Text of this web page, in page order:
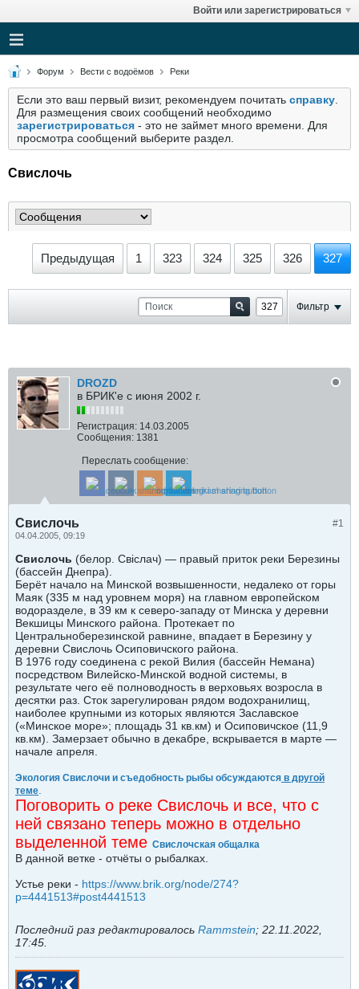
Войти или зарегистрироваться
Форум Вести с водоёмов Реки
Если это ваш первый визит, рекомендуем почитать справку
Для размещения своих сообщений необходимо
зарегистрироваться - это не займет много времени. Для
просмотра сообщений выберите раздел.
Свислочь
Предыдущая 1 323 324 325 326 327
Фильтр
DROZD
в БРИК'е с июня 2002 г.
Регистрация: 14.03.2005
Сообщения: 1381
Переслать сообщение:
#1
Свислочь
04.04.2005, 09:19
Свислочь (белор. Свіслач) — правый приток реки Березины
(бассейн Днепра).
Берёт начало на Минской возвышенности, недалеко от горы
Маяк (335 м над уровнем моря) на главном европейском
водоразделе, в 39 км к северо-западу от Минска у деревни
Векшицы Минского района. Протекает по
Центральноберезинской равнине, впадает в Березину у
деревни Свислочь Осиповичского района.
В 1976 году соединена с рекой Вилия (бассейн Немана)
посредством Вилейско-Минской водной системы, в
результате чего её полноводность в верховьях возросла в
десятки раз. Сток зарегулирован рядом водохранилищ,
наиболее крупными из которых являются Заславское
(«Минское море»; площадь 31 кв.км) и Осиповичское (11,9
кв.км). Замерзает обычно в декабре, вскрывается в марте —
начале апреля.
Экология Свислочи и съедобность рыбы обсуждаются в другой
теме
Поговорить о реке Свислочь и все, что с
ней связано теперь можно в отдельно
выделенной теме Свислочская общалка
В данной ветке - отчёты о рыбалках.
Устье реки - https://www.brik.org/node/274?
p=4441513#post4441513
Последний раз редактировалось Rammstein; 22.11.2022,
17:45